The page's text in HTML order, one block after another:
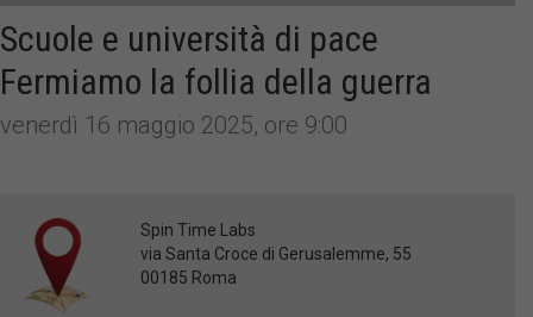
Scuole e università di pace
Fermiamo la follia della guerra
venerdì 16 maggio 2025, ore 9:00
Spin Time Labs
via Santa Croce di Gerusalemme, 55
00185 Roma